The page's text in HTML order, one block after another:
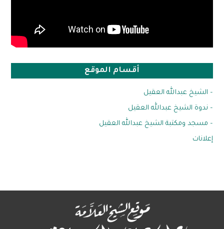
أقسام الموقع
– الشيخ عبدالله العقيل
– ندوة الشيخ عبدالله العقيل
– مسجد ومكتبة الشيخ عبدالله العقيل
إعلانات